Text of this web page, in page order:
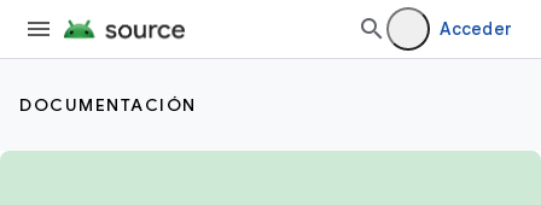
Acceder
DOCUMENTACIÓN